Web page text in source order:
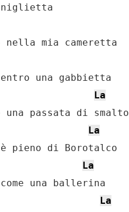
una gabbietta
La
una passata di smalto
La
pieno di Borotalco
La
una ballerina
La